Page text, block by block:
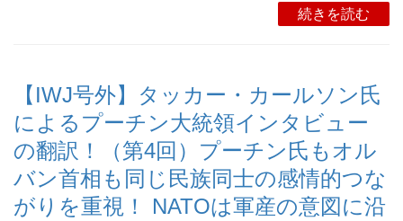
続きを読む
【IWJ号外】タッカー・カールソン氏
によるプーチン大統領インタビュー
の翻訳！（第4回）プーチン氏もオル
バン首相も同じ民族同士の感情的つな
がりを重視！ NATOは軍産の意図に沿